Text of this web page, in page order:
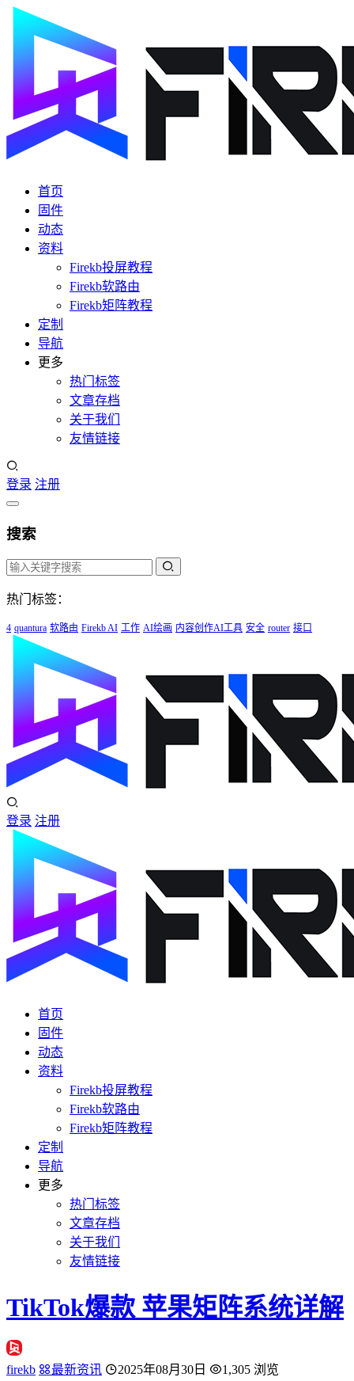
首页
固件
动态
资料
Firekb投屏教程
Firekb软路由
Firekb矩阵教程
定制
导航
更多
热门标签
文章存档
关于我们
友情链接
登录 注册
搜索
热门标签：
4 quantura 软路由 Firekb AI 工作 AI绘画 内容创作AI工具 安全 router 接口
登录 注册
首页
固件
动态
资料
Firekb投屏教程
Firekb软路由
Firekb矩阵教程
定制
导航
更多
热门标签
文章存档
关于我们
友情链接
TikTok爆款 苹果矩阵系统详解
firekb 最新资讯 2025年08月30日
1,305 浏览